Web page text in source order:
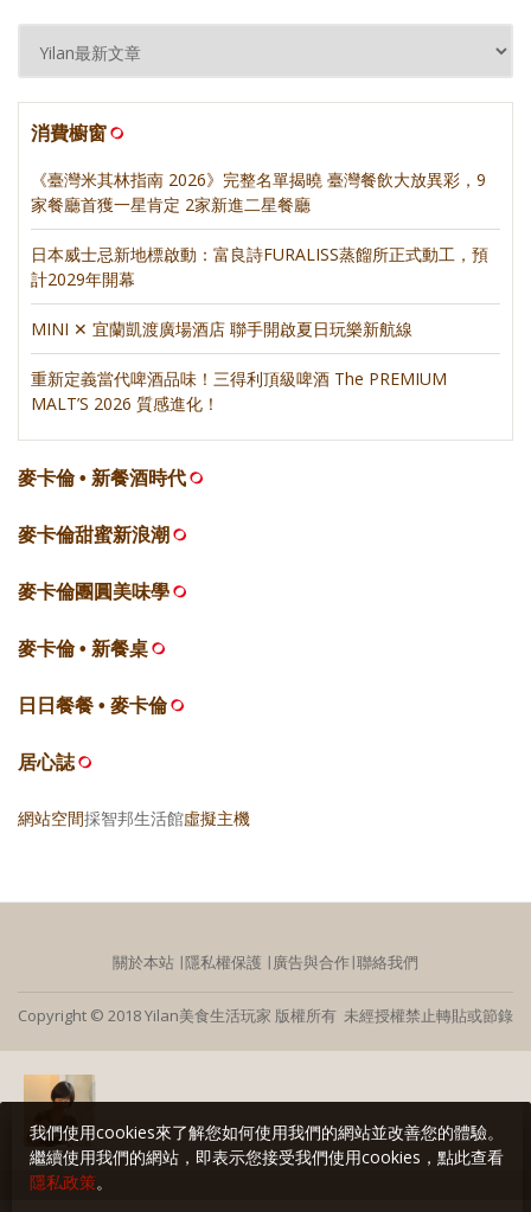
消費櫥窗
《臺灣米其林指南 2026》完整名單揭曉 臺灣餐飲大放異彩，9
家餐廳首獲一星肯定 2家新進二星餐廳
日本威士忌新地標啟動：富良詩FURALISS蒸餾所正式動工，預
計2029年開幕
MINI ✕ 宜蘭凱渡廣場酒店 聯手開啟夏日玩樂新航線
重新定義當代啤酒品味！三得利頂級啤酒 The PREMIUM
MALT’S 2026 質感進化！
麥卡倫 • 新餐酒時代
麥卡倫甜蜜新浪潮
麥卡倫團圓美味學
麥卡倫 • 新餐桌
日日餐餐 • 麥卡倫
居心誌
網站空間採智邦生活館虛擬主機
關於本站 ∣隱私權保護 ∣廣告與合作∣聯絡我們
Copyright © 2018 Yilan美食生活玩家 版權所有 未經授權禁止轉貼或節錄
我們使用cookies來了解您如何使用我們的網站並改善您的體驗。
繼續使用我們的網站，即表示您接受我們使用cookies，點此查看
隱私政策。